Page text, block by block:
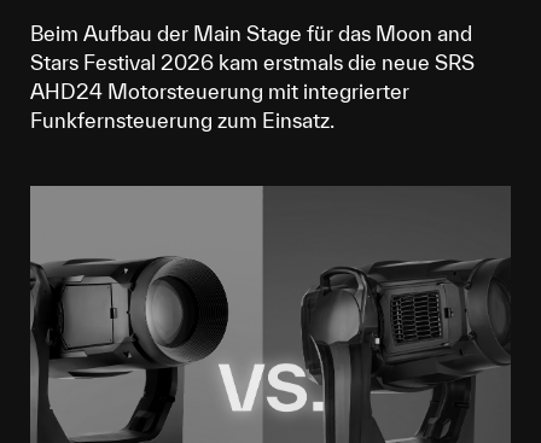
Beim Aufbau der Main Stage für das Moon and
Stars Festival 2026 kam erstmals die neue SRS
AHD24 Motorsteuerung mit integrierter
Funkfernsteuerung zum Einsatz.